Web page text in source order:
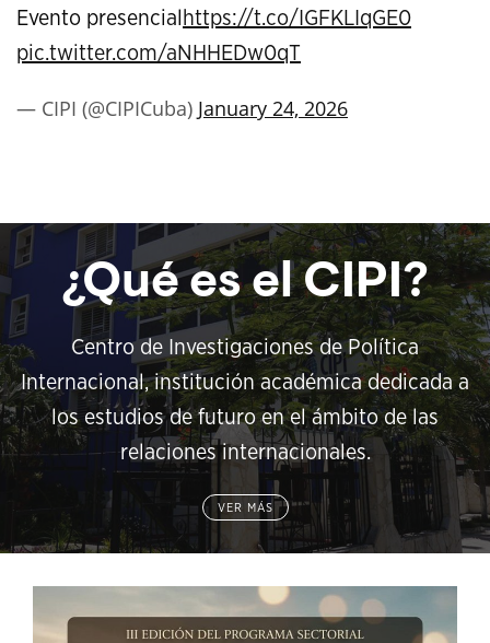
Evento presencial https://t.co/IGFKLIqGE0
pic.twitter.com/aNHHEDw0qT
— CIPI (@CIPICuba) January 24, 2026
¿Qué es el CIPI?
Centro de Investigaciones de Política
Internacional, institución académica dedicada a
los estudios de futuro en el ámbito de las
relaciones internacionales.
VER MÁS